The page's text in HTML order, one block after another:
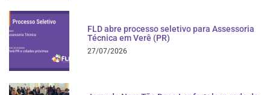
FLD abre processo seletivo para Assessoria
Técnica em Verê (PR)
27/07/2026